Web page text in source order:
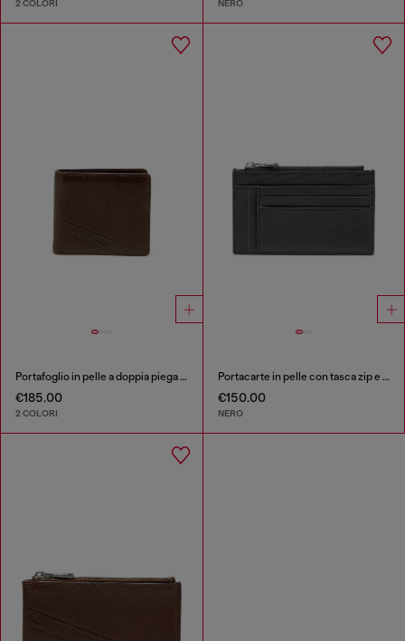
2 COLORI NERO
Portafoglio in pelle a doppia piega con logo in rilievo
€185.00
2 COLORI
Portacarte in pelle con tasca zip e lavorazione embossing
€150.00
NERO